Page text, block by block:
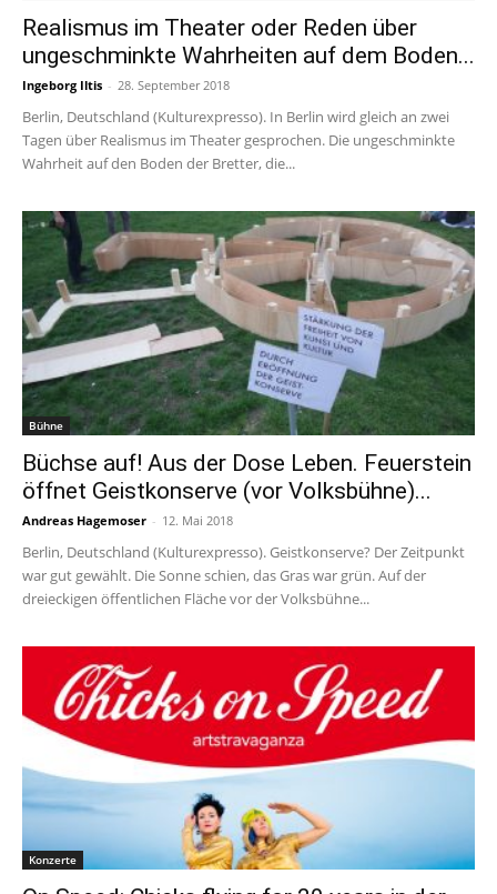
Realismus im Theater oder Reden über
ungeschminkte Wahrheiten auf dem Boden...
Ingeborg Iltis - 28. September 2018
Berlin, Deutschland (Kulturexpresso). In Berlin wird gleich an zwei
Tagen über Realismus im Theater gesprochen. Die ungeschminkte
Wahrheit auf den Boden der Bretter, die...
Bühne
Büchse auf! Aus der Dose Leben. Feuerstein
öffnet Geistkonserve (vor Volksbühne)...
Andreas Hagemoser - 12. Mai 2018
Berlin, Deutschland (Kulturexpresso). Geistkonserve? Der Zeitpunkt
war gut gewählt. Die Sonne schien, das Gras war grün. Auf der
dreieckigen öffentlichen Fläche vor der Volksbühne...
Konzerte